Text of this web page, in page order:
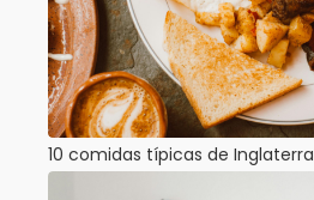
10 comidas típicas de